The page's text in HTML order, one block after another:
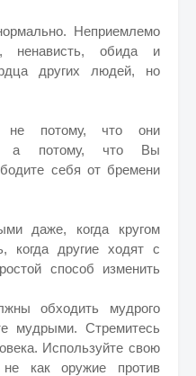
Неприемлемо
ненависть, обида и
других людей, но
не потому, что они
а потому, что Вы
себя от бремени
даже, когда кругом
когда другие ходят с
способ изменить
обходить мудрого
мудрыми. Стремитесь
Используйте свою
не как оружие против